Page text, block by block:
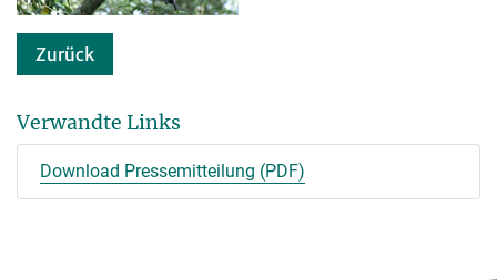
Zurück
Verwandte Links
Download Pressemitteilung (PDF)